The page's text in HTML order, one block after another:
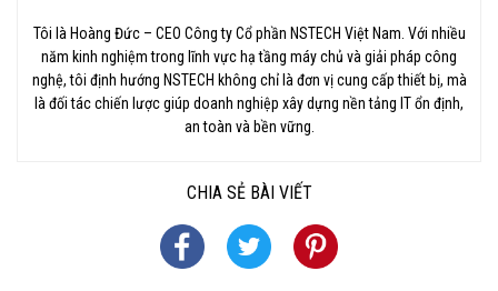
Tôi là Hoàng Đức – CEO Công ty Cổ phần NSTECH Việt Nam. Với nhiều
năm kinh nghiệm trong lĩnh vực hạ tầng máy chủ và giải pháp công
nghệ, tôi định hướng NSTECH không chỉ là đơn vị cung cấp thiết bị, mà
là đối tác chiến lược giúp doanh nghiệp xây dựng nền tảng IT ổn định,
an toàn và bền vững.
CHIA SẺ BÀI VIẾT